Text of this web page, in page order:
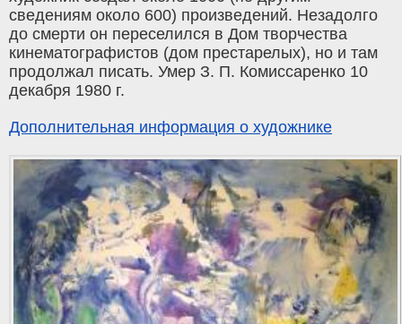
сведениям около 600) произведений. Незадолго
до смерти он переселился в Дом творчества
кинематографистов (дом престарелых), но и там
продолжал писать. Умер З. П. Комиссаренко 10
декабря 1980 г.
Дополнительная информация о художнике